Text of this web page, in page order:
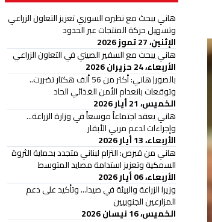
هاني يبحث مع نظيره السوري تعزيز التعاون الزراعي
وتسهيل حركة المنتجات عبر الحدود
الإثنين، 27 تموز 2026
هاني يبحث مع السفير الصيني في التعاون الزراعي
الأربعاء، 24 حزيران 2026
بالصور| هاني: أكثر من 56 ألف هكتار تضررت..
وتوقعات بانعدام الأمن الغذائي الحاد
الخميس، 21 أيار 2026
هاني يعقد اجتماعاً موسعاً في وزارة الزراعة...
وإجراءات لدعم مربي الأبقار
الأربعاء، 13 أيار 2026
هاني من قبرص: التزام لبناني متجدد بحماية الثروة
السمكية وتعزيز استدامة مصايد المتوسط
الأربعاء، 06 أيار 2026
وزيرا الزراعة والبيئة في صيدا... وتأكيد على دعم
المزارعين الجنوبيين
الخميس، 16 نيسان 2026